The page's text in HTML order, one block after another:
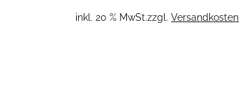
inkl. 20 % MwSt.zzgl.Versandkosten